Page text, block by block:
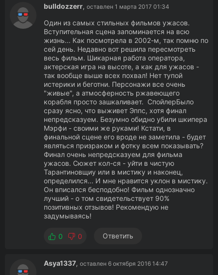
bulldozzerr, оставлен 1 марта 2017 01:34
Один из самых стильных фильмов ужасов.
Вступительная сцена запоминается на всю
жизнь... Как посмотрела в 2002-м, так помню по
сей день. Недавно вот решила пересмотреть
весь фильм. Шикарная работа оператора,
актерская игра на высоте, а как для ужасов -
так вообще выше всех похвал! Нет тупой
истерики и беготни. Персонажи все очень
"живые", а атмосферность ржавеющего
корабля просто зашкаливает. СпойлерБыло
сразу ясно, что выживет Эппс, хотя финал
непредсказуем. Безумно обидно убили шкипера
Мэрфи - своими же руками! Кстати, в
финальной сцене его вроде не заметила - будет
являться призраком и фотку всем показывать?
Финал очень непредсказуем для фильма
ужасов. Сюжет кол-ся - уйти в чистую
Тарантиновщиу или в мистику и наконец,
определился... И мне нравится уклон в мистику.
Он вписался бесподобно! Фильм однозначно
лучший - о том свидетельствует 90%
позитивных отзывов! Рекомендую не
задумываясь!
0 0 Ответить
Asya1337, оставлен 6 октября 2016 14:47